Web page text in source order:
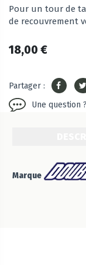
Pour un tour de
de recouvrement
18,00 €
Partager :
Une question ?
Marque